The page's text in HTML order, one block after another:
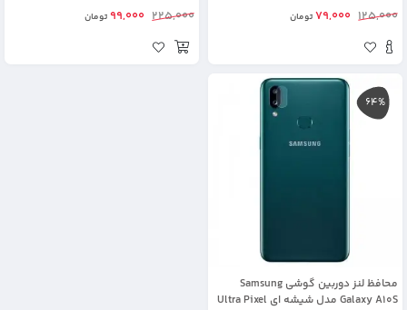
125,000
79,000تومان 225,000
99,000تومان
64%
محافظ لنز دوربین گوشی Samsung
Galaxy A10S مدل شیشه ای Ultra Pixel